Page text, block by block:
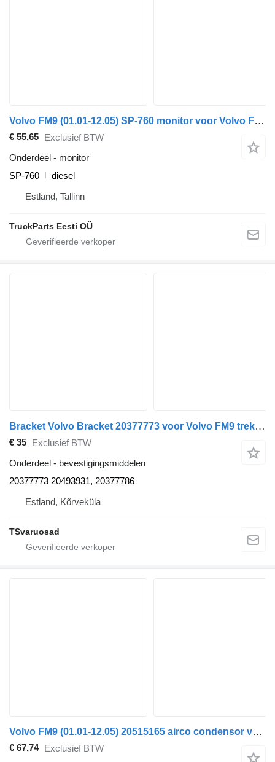
Volvo FM9 (01.01-12.05) SP-760 monitor voor Volvo FM7-FM12, FM, FMX (1998-2014) trekker
€ 55,65 Exclusief BTW
Onderdeel - monitor
SP-760
diesel
Estland, Tallinn
TruckParts Eesti OÜ
Bracket Volvo Bracket 20377773 voor Volvo FM9 trekker
€ 35 Exclusief BTW
Onderdeel - bevestigingsmiddelen
20377773 20493931, 20377786
Estland, Kõrveküla
TSvaruosad
Volvo FM9 (01.01-12.05) 20515165 airco condensor voor Volvo FM7-FM12, FM, FMX (1998-2014) trekker
€ 67,74 Exclusief BTW